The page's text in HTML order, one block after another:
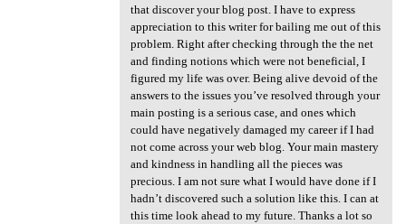
that discover your blog post. I have to express
appreciation to this writer for bailing me out of this
problem. Right after checking through the the net
and finding notions which were not beneficial, I
figured my life was over. Being alive devoid of the
answers to the issues you’ve resolved through your
main posting is a serious case, and ones which
could have negatively damaged my career if I had
not come across your web blog. Your main mastery
and kindness in handling all the pieces was
precious. I am not sure what I would have done if I
hadn’t discovered such a solution like this. I can at
this time look ahead to my future. Thanks a lot so